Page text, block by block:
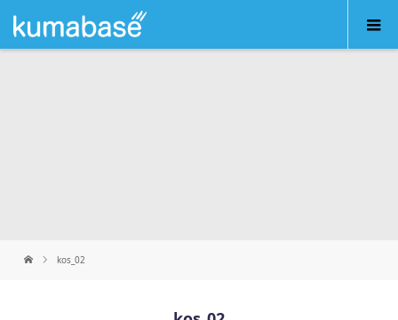
kos_02